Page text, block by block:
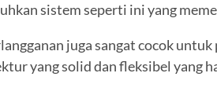
sistem seperti ini yang
juga sangat cocok
yang solid dan fleksibel yang